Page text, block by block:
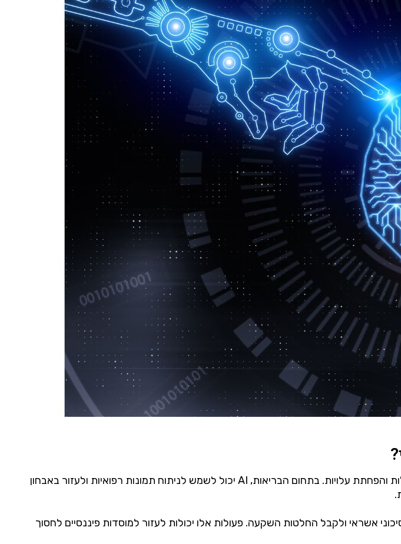
לבינה מלאכותית יש פוטנציאל לשנות תעשיות שונות על ידי שיפור תהליכים, הגדלת יעילות והפחתת עלויות. בתחום הבריאות, AI יכול לשמש לניתוח תמונות רפואיות ולעזור באבחון
אשראי ולקבל החלטות השקעה. פעולות אלו יכולות לעזור למוסדות פיננסיים לחסוך